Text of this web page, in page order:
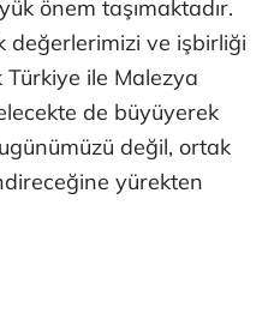
önem taşımaktadır.
değerlerimizi ve işbirliği
ile Malezya
de büyüyerek
değil, ortak
yürekten